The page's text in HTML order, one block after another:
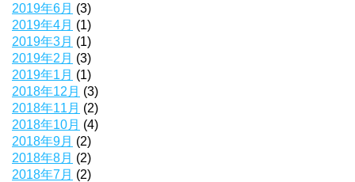
2019年6月 (3)
2019年4月 (1)
2019年3月 (1)
2019年2月 (3)
2019年1月 (1)
2018年12月 (3)
2018年11月 (2)
2018年10月 (4)
2018年9月 (2)
2018年8月 (2)
2018年7月 (2)